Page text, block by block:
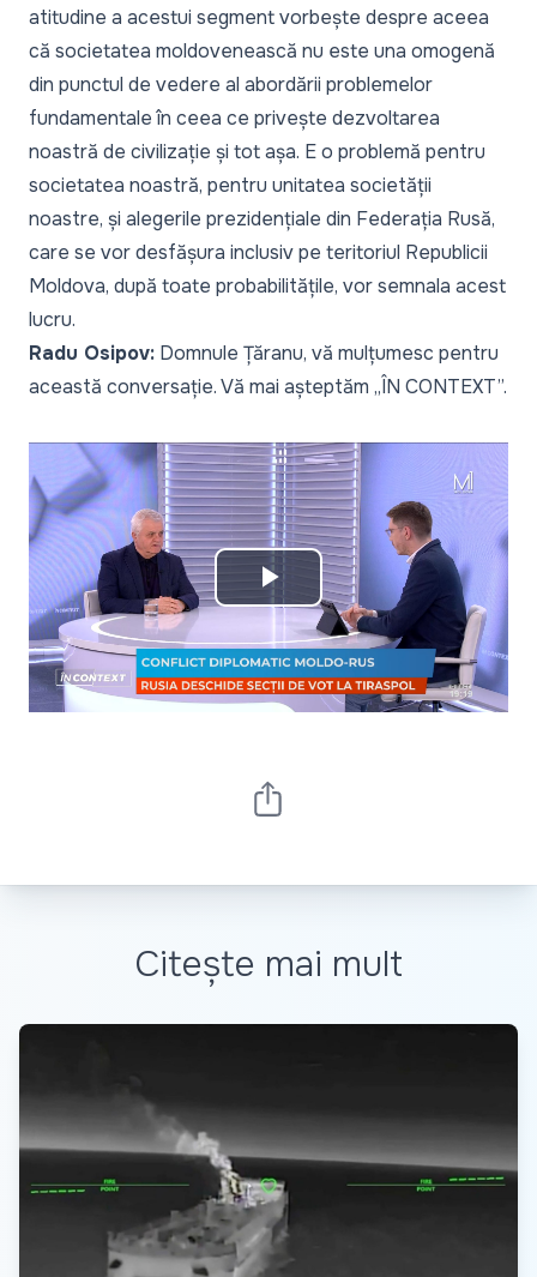
atitudine a acestui segment vorbește despre aceea
că societatea moldovenească nu este una omogenă
din punctul de vedere al abordării problemelor
fundamentale în ceea ce privește dezvoltarea
noastră de civilizație și tot așa. E o problemă pentru
societatea noastră, pentru unitatea societății
noastre, și alegerile prezidențiale din Federația Rusă,
care se vor desfășura inclusiv pe teritoriul Republicii
Moldova, după toate probabilitățile, vor semnala acest
lucru.
Radu Osipov: Domnule Țăranu, vă mulțumesc pentru
această conversație. Vă mai așteptăm „ÎN CONTEXT”.
Play
Video
Citește mai mult